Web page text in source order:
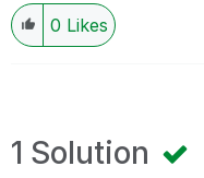
0 Likes
1 Solution